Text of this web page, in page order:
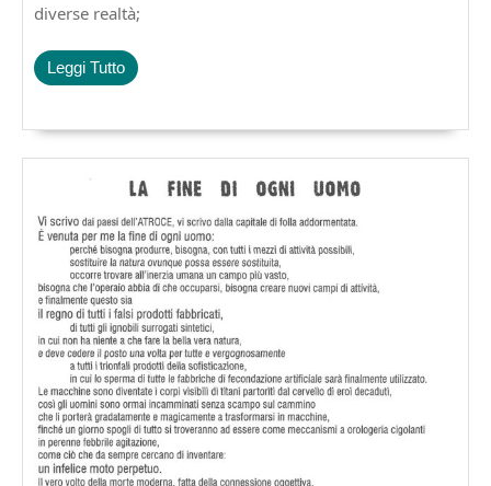
diverse realtà;
Leggi TuttoLeggi
Tutto